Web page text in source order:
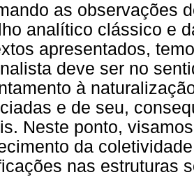
as observações
analítico clássico e
apresentados,
deve ser no
à
e de seu,
Neste ponto,
da
nas estruturas